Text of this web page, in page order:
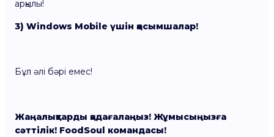
арқылы!
3) Windows Mobile үшін қосымшалар!
Бұл әлі бәрі емес!
Жаңалықтарды қадағалаңыз! Жұмысыңызға
сәттілік! FoodSoul командасы!